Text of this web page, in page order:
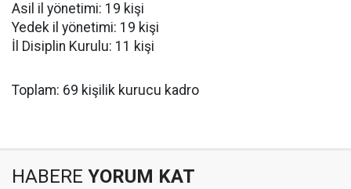
Asil il yönetimi: 19 kişi
Yedek il yönetimi: 19 kişi
İl Disiplin Kurulu: 11 kişi
Toplam: 69 kişilik kurucu kadro
HABERE YORUM KAT